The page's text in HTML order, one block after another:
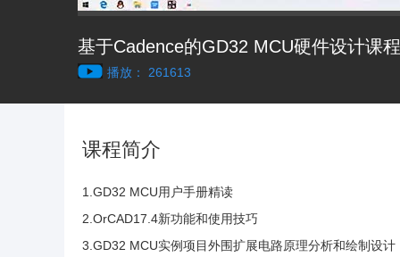
基于Cadence的GD32 MCU硬件设计课
播放： 261613
课程简介
1.GD32 MCU用户手册精读
2.OrCAD17.4新功能和使用技巧
3.GD32 MCU实例项目外围扩展电路原理分析和绘制设计